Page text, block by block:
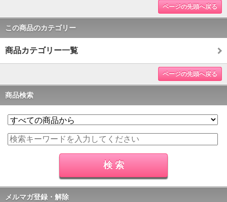
ページの先頭へ戻る
この商品のカテゴリー
商品カテゴリー一覧
ページの先頭へ戻る
商品検索
メルマガ登録・解除